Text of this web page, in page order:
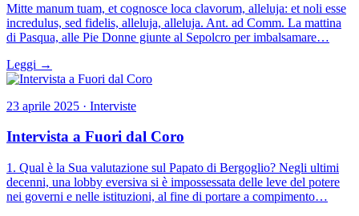
Mitte manum tuam, et cognosce loca clavorum, alleluja: et noli esse
incredulus, sed fidelis, alleluja, alleluja. Ant. ad Comm. La mattina
di Pasqua, alle Pie Donne giunte al Sepolcro per imbalsamare…
Leggi →
23 aprile 2025 · Interviste
Intervista a Fuori dal Coro
1. Qual è la Sua valutazione sul Papato di Bergoglio? Negli ultimi
decenni, una lobby eversiva si è impossessata delle leve del potere
nei governi e nelle istituzioni, al fine di portare a compimento…